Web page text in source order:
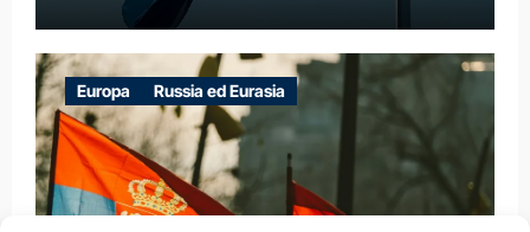
Europa Russia ed Eurasia